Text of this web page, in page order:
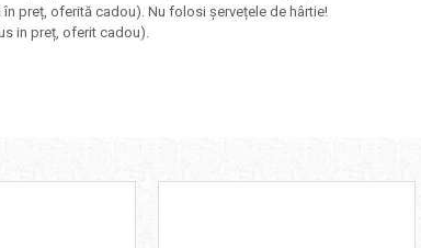
preț, oferită cadou). Nu folosi șervețele de hârtie!
in preț, oferit cadou).